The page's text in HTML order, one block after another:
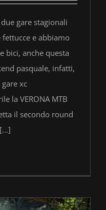
gare stagionali
e abbiamo
bici, anche questa
pasquale, infatti,
xc
la VERONA MTB
il secondo round